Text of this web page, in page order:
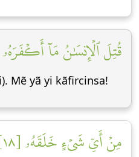
قُتِلَ ٱلۡإِنسَٰنُ مَآ أَكۡفَرَهُۥ
Mẽ yã yi kãfircinsa!
مِنۡ أَيِّ شَيۡءٍ خَلَقَهُۥ [١٨]